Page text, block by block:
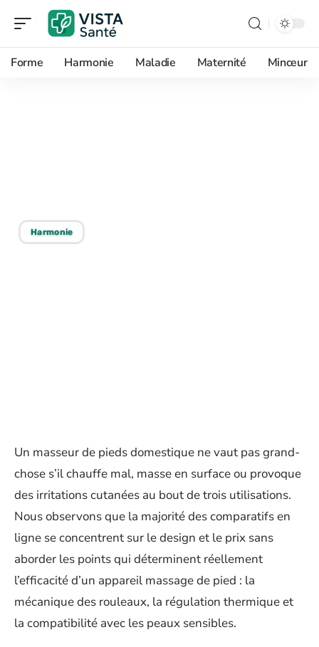
Forme Harmonie Maladie Maternité Minceur
Harmonie
Un masseur de pieds domestique ne vaut pas grand-
chose s’il chauffe mal, masse en surface ou provoque
des irritations cutanées au bout de trois utilisations.
Nous observons que la majorité des comparatifs en
ligne se concentrent sur le design et le prix sans
aborder les points qui déterminent réellement
l’efficacité d’un appareil massage de pied : la
mécanique des rouleaux, la régulation thermique et
la compatibilité avec les peaux sensibles.